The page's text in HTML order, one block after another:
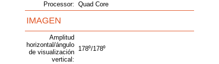
Processor: Quad Core
IMAGEN
Amplitud
horizontal/ángulo
de visualización
vertical:
178⁰/178⁰